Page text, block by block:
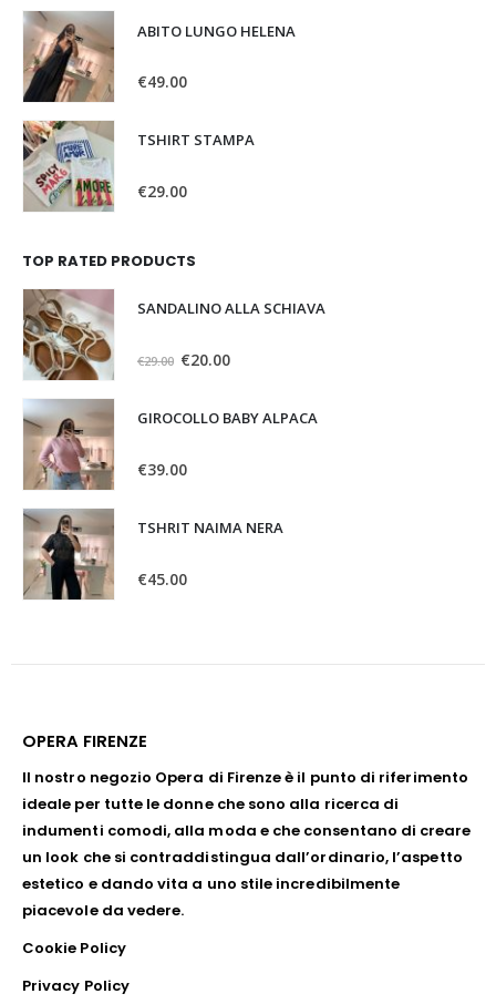
ABITO LUNGO HELENA
0 Su 5
€49.00
TSHIRT STAMPA
0 Su 5
€29.00
TOP RATED PRODUCTS
SANDALINO ALLA SCHIAVA
€29.00 €20.00
GIROCOLLO BABY ALPACA
€39.00
TSHRIT NAIMA NERA
€45.00
OPERA FIRENZE
Il nostro negozio Opera di Firenze è il punto di riferimento
ideale per tutte le donne che sono alla ricerca di
indumenti comodi, alla moda e che consentano di creare
un look che si contraddistingua dall’ordinario, l’aspetto
estetico e dando vita a uno stile incredibilmente
piacevole da vedere.
Cookie Policy
Privacy Policy